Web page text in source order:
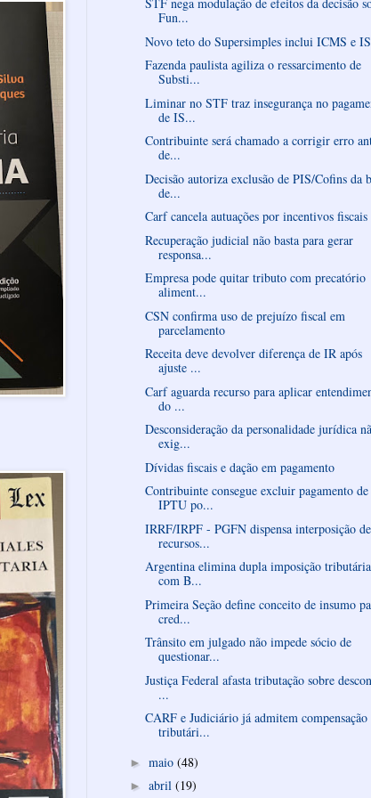
STF nega modulação de efeitos da decisão
Fun...
Novo teto do Supersimples inclui ICMS e
Fazenda paulista agiliza o ressarcimento de
Substi...
Liminar no STF traz insegurança no
de IS...
Contribuinte será chamado a corrigir erro
de...
Decisão autoriza exclusão de PIS/Cofins da
de...
Carf cancela autuações por incentivos fiscais
Recuperação judicial não basta para gerar
responsa...
Empresa pode quitar tributo com precatório
aliment...
CSN confirma uso de prejuízo fiscal em
parcelamento
Receita deve devolver diferença de IR após
ajuste ...
Carf aguarda recurso para aplicar
do ...
Desconsideração da personalidade jurídica
exig...
Dívidas fiscais e dação em pagamento
Contribuinte consegue excluir pagamento de
IPTU po...
IRRF/IRPF - PGFN dispensa interposição de
recursos...
Argentina elimina dupla imposição tributária
com B...
Primeira Seção define conceito de insumo
cred...
Trânsito em julgado não impede sócio de
questionar...
Justiça Federal afasta tributação sobre
...
CARF e Judiciário já admitem compensação
tributári...
► maio (48)
► abril (19)